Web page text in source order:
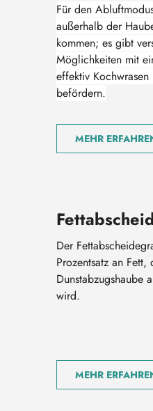
Für den
außerhalb der
kommen; es gibt
Möglichkeiten mit
effektiv
befördern.
MEHR
Der
Prozentsatz an
Dunstabzugshaube
wird.
MEHR